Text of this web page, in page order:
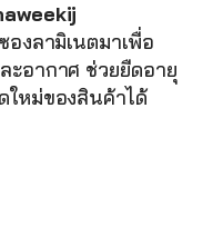
องลามิเนตมาเพื่อ
อากาศ ช่วยยืดอายุ
หม่ของสินค้าได้